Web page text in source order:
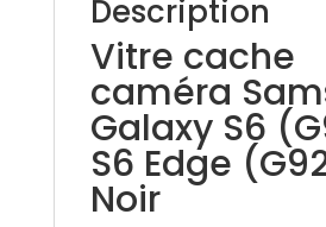
Description
Vitre cache
caméra
Galaxy S6
S6 Edge
Noir